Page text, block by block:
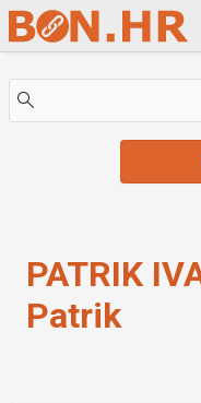
Skip to Main Content
PATRIK
Patrik